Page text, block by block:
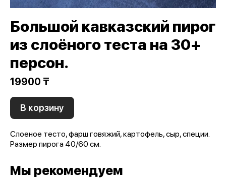
Большой кавказский пирог
из слоёного теста на 30+
персон.
19900 ₸
В корзину
Слоеное тесто, фарш говяжий, картофель, сыр, специи.
Размер пирога 40/60 см.
Мы рекомендуем